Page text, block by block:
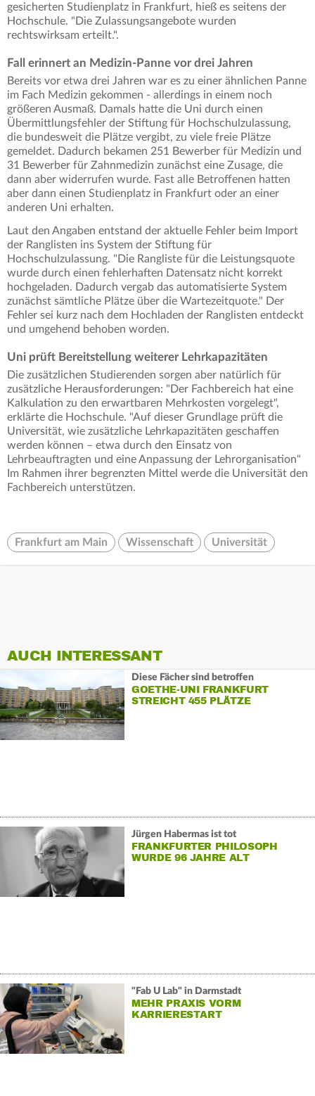
gesicherten Studienplatz in Frankfurt, hieß es seitens der
Hochschule. "Die Zulassungsangebote wurden
rechtswirksam erteilt.".
Fall erinnert an Medizin-Panne vor drei Jahren
Bereits vor etwa drei Jahren war es zu einer ähnlichen Panne
im Fach Medizin gekommen - allerdings in einem noch
größeren Ausmaß. Damals hatte die Uni durch einen
Übermittlungsfehler der Stiftung für Hochschulzulassung,
die bundesweit die Plätze vergibt, zu viele freie Plätze
gemeldet. Dadurch bekamen 251 Bewerber für Medizin und
31 Bewerber für Zahnmedizin zunächst eine Zusage, die
dann aber widerrufen wurde. Fast alle Betroffenen hatten
aber dann einen Studienplatz in Frankfurt oder an einer
anderen Uni erhalten.
Laut den Angaben entstand der aktuelle Fehler beim Import
der Ranglisten ins System der Stiftung für
Hochschulzulassung. "Die Rangliste für die Leistungsquote
wurde durch einen fehlerhaften Datensatz nicht korrekt
hochgeladen. Dadurch vergab das automatisierte System
zunächst sämtliche Plätze über die Wartezeitquote." Der
Fehler sei kurz nach dem Hochladen der Ranglisten entdeckt
und umgehend behoben worden.
Uni prüft Bereitstellung weiterer Lehrkapazitäten
Die zusätzlichen Studierenden sorgen aber natürlich für
zusätzliche Herausforderungen: "Der Fachbereich hat eine
Kalkulation zu den erwartbaren Mehrkosten vorgelegt",
erklärte die Hochschule. "Auf dieser Grundlage prüft die
Universität, wie zusätzliche Lehrkapazitäten geschaffen
werden können – etwa durch den Einsatz von
Lehrbeauftragten und eine Anpassung der Lehrorganisation"
Im Rahmen ihrer begrenzten Mittel werde die Universität den
Fachbereich unterstützen.
Frankfurt am Main Wissenschaft Universität
AUCH INTERESSANT
Diese Fächer sind betroffen
GOETHE-UNI FRANKFURT
STREICHT 455 PLÄTZE
Jürgen Habermas ist tot
FRANKFURTER PHILOSOPH
WURDE 96 JAHRE ALT
"Fab U Lab" in Darmstadt
MEHR PRAXIS VORM
KARRIERESTART